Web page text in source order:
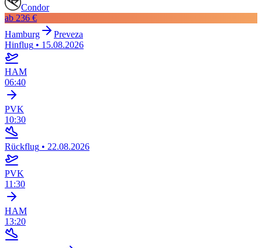
Condor
ab 236 €
Hamburg
Preveza
Hinflug • 15.08.2026
HAM
06:40
PVK
10:30
Rückflug • 22.08.2026
PVK
11:30
HAM
13:20